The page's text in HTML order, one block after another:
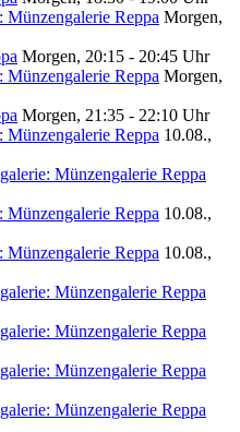
Münzengalerie Reppa Morgen,
Morgen, 20:15 - 20:45 Uhr
Münzengalerie Reppa Morgen,
Morgen, 21:35 - 22:10 Uhr
Münzengalerie Reppa 10.08.,
Münzengalerie Reppa
Münzengalerie Reppa 10.08.,
Münzengalerie Reppa 10.08.,
Münzengalerie Reppa
Münzengalerie Reppa
Münzengalerie Reppa
Münzengalerie Reppa